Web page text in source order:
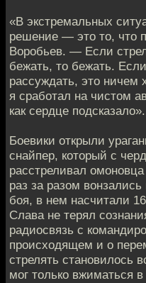
«В экстремальных
решение — это то, что
Воробьев. — Если
бежать, то бежать.
рассуждать, это ничем
я сработал на чистом
как сердце подсказало».
Боевики открыли
снайпер, который с
расстреливал
раз за разом
боя, в нем насчитали
Слава не терял
радиосвязь с
происходящем и о
стрелять становилось
мог только вжиматься